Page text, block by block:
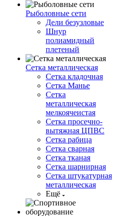
Рыболовные сети
Дели безузловые
Шнур
полиамидный
плетеный
Сетка металлическая
Сетка кладочная
Сетка Манье
Сетка
металлическая
мелкоячеистая
Сетка просечно-
вытяжная ЦПВС
Сетка рабица
Сетка сварная
Сетка тканая
Сетка шарнирная
Сетка штукатурная
металлическая
Ещё